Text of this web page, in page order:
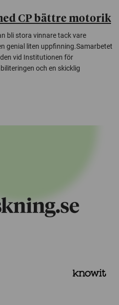
CP bättre motorik
bli stora vinnare tack vare
genial liten uppfinning.Samarbetet
vid Institutionen för
och en skicklig